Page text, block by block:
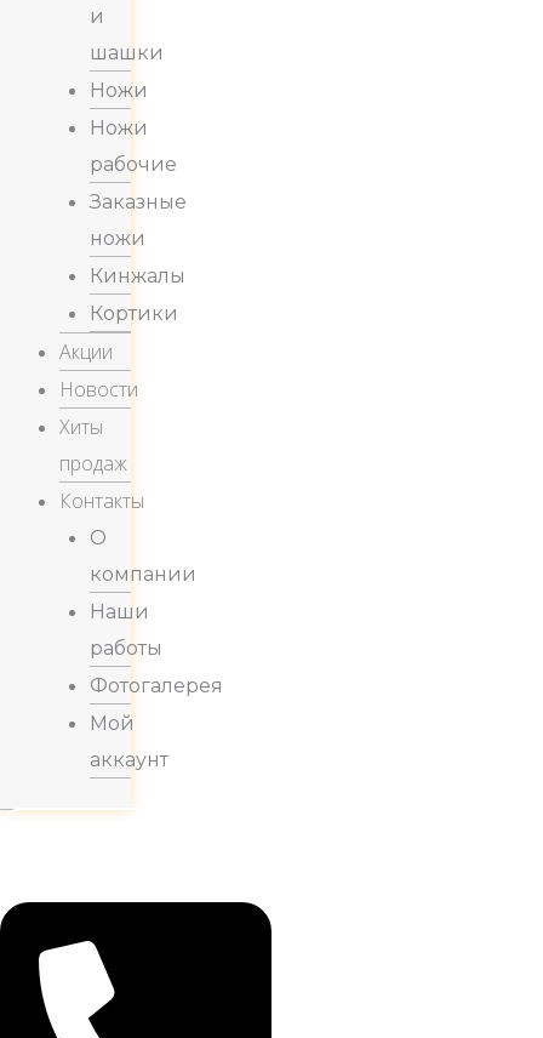
и
шашки
Ножи
Ножи
рабочие
Заказные
ножи
Кинжалы
Кортики
Акции
Новости
Хиты
продаж
Контакты
О
компании
Наши
работы
Фотогалерея
Мой
аккаунт